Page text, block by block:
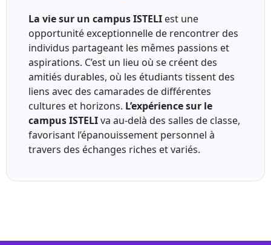
La vie sur un campus ISTELI est une
opportunité exceptionnelle de rencontrer des
individus partageant les mêmes passions et
aspirations. C’est un lieu où se créent des
amitiés durables, où les étudiants tissent des
liens avec des camarades de différentes
cultures et horizons. L’expérience sur le
campus ISTELIva au-delà des salles de classe,
favorisant l’épanouissement personnel à
travers des échanges riches et variés.